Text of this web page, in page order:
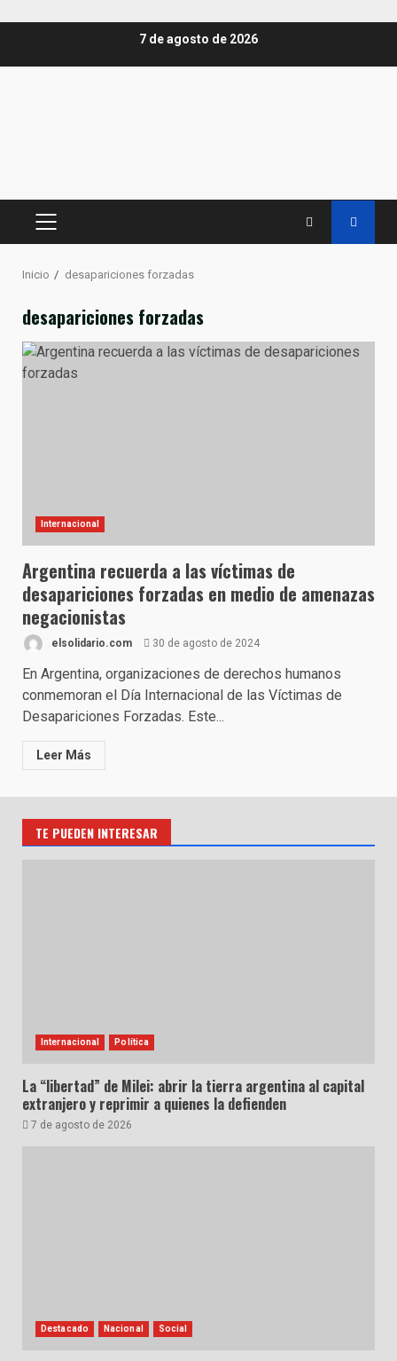
7 de agosto de 2026
MENÚ
Inicio desapariciones forzadas
desapariciones forzadas
Internacional
Argentina recuerda a las víctimas de
desapariciones forzadas en medio de amenazas
negacionistas
elsolidario.com 30 de agosto de 2024
En Argentina, organizaciones de derechos humanos
conmemoran el Día Internacional de las Víctimas de
Desapariciones Forzadas. Este...
Leer Más
TE PUEDEN INTERESAR
Internacional Política
La “libertad” de Milei: abrir la tierra argentina al capital
extranjero y reprimir a quienes la defienden
7 de agosto de 2026
Destacado Nacional Social